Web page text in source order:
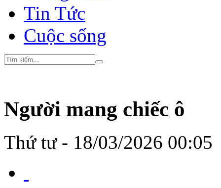
Tin Tức
Cuộc sống
Người mang chiếc ô
Thứ tư - 18/03/2026 00:05